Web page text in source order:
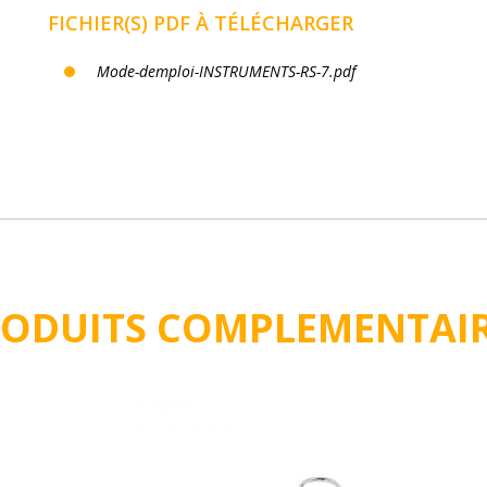
FICHIER(S) PDF À TÉLÉCHARGER
Mode-demploi-INSTRUMENTS-RS-7.pdf